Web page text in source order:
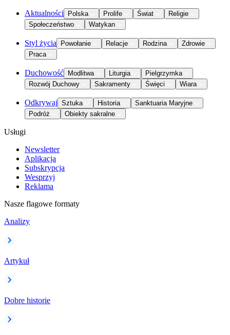
Aktualności Polska Prolife Świat
Religie
Społeczeństwo
Watykan
Styl życia Powołanie Relacje Rodzina
Zdrowie
Praca
Duchowość Modlitwa Liturgia
Pielgrzymka
Rozwój Duchowy
Sakramenty Święci Wiara
Odkrywaj Sztuka Historia
Sanktuaria Maryjne
Podróż
Obiekty sakralne
Usługi
Newsletter
Aplikacja
Subskrypcja
Wesprzyj
Reklama
Nasze flagowe formaty
Analizy
Artykuł
Dobre historie